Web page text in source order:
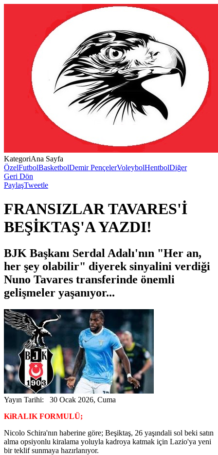
KategoriAna Sayfa
ÖzelFutbolBasketbolDemir PençelerVoleybolHentbolDiğer
Geri Dön
PaylaşTweetle
FRANSIZLAR TAVARES'İ
BEŞİKTAŞ'A YAZDI!
BJK Başkanı Serdal Adalı'nın "Her an,
her şey olabilir" diyerek sinyalini verdiği
Nuno Tavares transferinde önemli
gelişmeler yaşanıyor...
Yayın Tarihi: 30 Ocak 2026, Cuma
KiRALIK FORMULÜ;
Nicolo Schira'nın haberine göre; Beşiktaş, 26 yaşındali sol beki satın
alma opsiyonlu kiralama yoluyla kadroya katmak için Lazio'ya yeni
bir teklif sunmaya hazırlanıyor.